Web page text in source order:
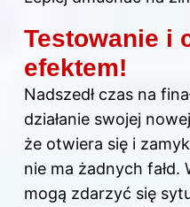
Testowanie i
efektem!
Nadszedł czas na
działanie swojej
że otwiera się i
nie ma żadnych
mogą zdarzyć się